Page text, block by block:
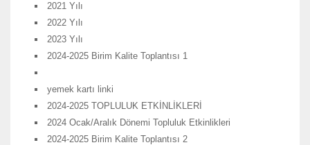
2021 Yılı
2022 Yılı
2023 Yılı
2024-2025 Birim Kalite Toplantısı 1
yemek kartı linki
2024-2025 TOPLULUK ETKİNLİKLERİ
2024 Ocak/Aralık Dönemi Topluluk Etkinlikleri
2024-2025 Birim Kalite Toplantısı 2